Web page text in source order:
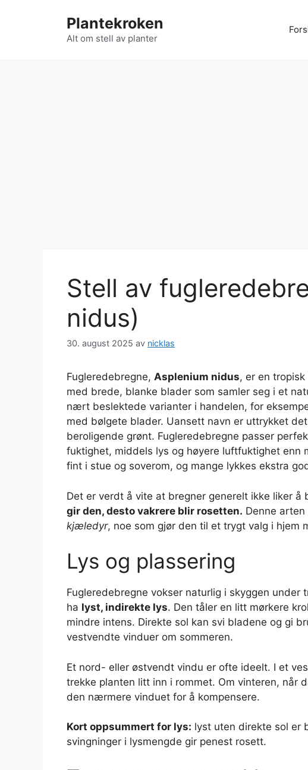
Plantekroken
Alt om stell av planter
Stell av
nidus)
30. august 2025 av nicklas
Fugleredebregne, Asplenium nidus, er en
med brede, blanke blader som samler seg i et
nært beslektede varianter i handelen, for
med bølgete blader. Uansett navn er uttrykket
beroligende grønt. Fugleredebregne passer
fuktighet, middels lys og høyere luftfuktighet enn
fint i stue og soverom, og mange lykkes ekstra
Det er verdt å vite at bregner generelt ikke liker å
gir den, desto vakrere blir rosetten. Denne
kjæledyr, noe som gjør den til et trygt valg i hjem
Lys og plassering
Fugleredebregne vokser naturlig i skyggen
ha lyst, indirekte lys. Den tåler en litt mørkere
mindre intens. Direkte sol kan svi bladene og gi
vestvendte vinduer om sommeren.
Et nord- eller østvendt vindu er ofte ideelt. I et
trekke planten litt inn i rommet. Om vinteren, når
den nærmere vinduet for å kompensere.
Kort oppsummert for lys: lyst uten direkte sol er
svingninger i lysmengde gir penest rosett.